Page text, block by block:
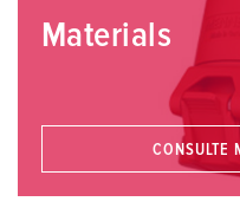
Materials
CONSULTE